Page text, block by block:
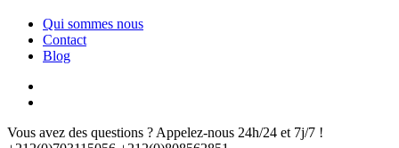
Qui sommes nous
Contact
Blog
Vous avez des questions ? Appelez-nous 24h/24 et 7j/7 !